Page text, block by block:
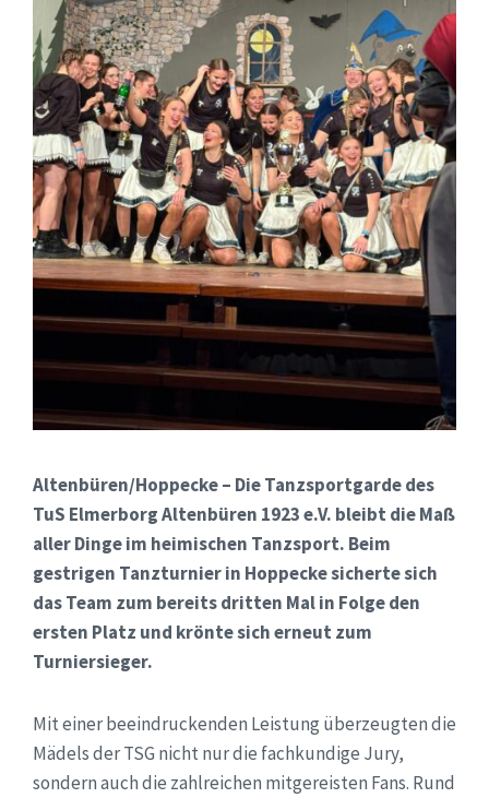
Altenbüren/Hoppecke – Die Tanzsportgarde des
TuS Elmerborg Altenbüren 1923 e.V. bleibt die Maß
aller Dinge im heimischen Tanzsport. Beim
gestrigen Tanzturnier in Hoppecke sicherte sich
das Team zum bereits dritten Mal in Folge den
ersten Platz und krönte sich erneut zum
Turniersieger.
Mit einer beeindruckenden Leistung überzeugten die
Mädels der TSG nicht nur die fachkundige Jury,
sondern auch die zahlreichen mitgereisten Fans. Rund